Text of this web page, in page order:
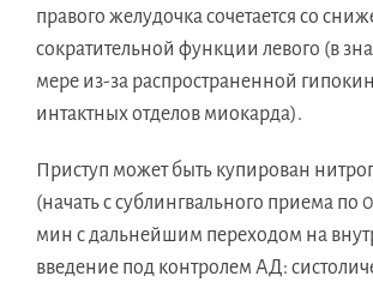
правого желудочка сочетается со
сократительной функции левого (в
мере из-за распространенной
интактных отделов миокарда).
Приступ может быть купирован
(начать с сублингвального приема по
мин с дальнейшим переходом на
введение под контролем АД: